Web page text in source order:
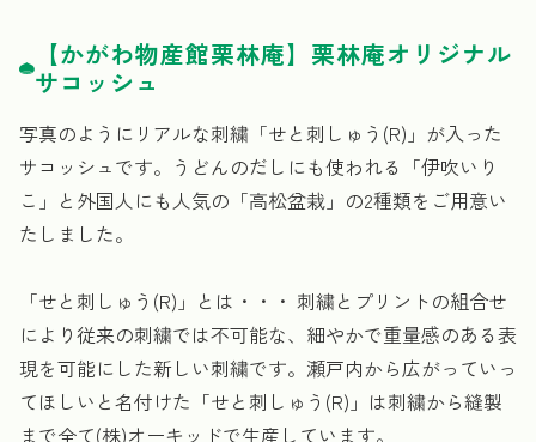
【かがわ物産館栗林庵】栗林庵オリジナル
サコッシュ
写真のようにリアルな刺繍「せと刺しゅう(R)」が入った
サコッシュです。うどんのだしにも使われる「伊吹いり
こ」と外国人にも人気の「高松盆栽」の2種類をご用意い
たしました。
「せと刺しゅう(R)」とは・・・ 刺繍とプリントの組合せ
により従来の刺繍では不可能な、細やかで重量感のある表
現を可能にした新しい刺繍です。瀬戸内から広がっていっ
てほしいと名付けた「せと刺しゅう(R)」は刺繍から縫製
まで全て(株)オーキッドで生産しています。